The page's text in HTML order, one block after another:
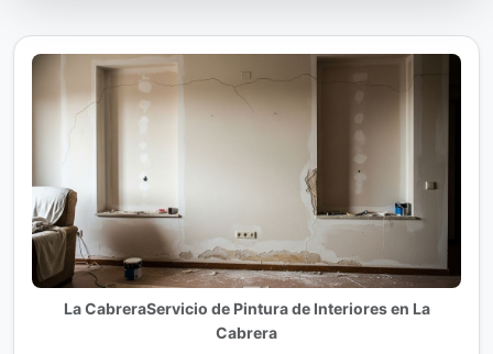
La CabreraServicio de Pintura de Interiores en La
Cabrera